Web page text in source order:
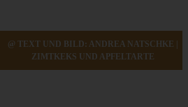
@ TEXT UND BILD: ANDREA NATSCHKE |
ZIMTKEKS UND APFELTARTE